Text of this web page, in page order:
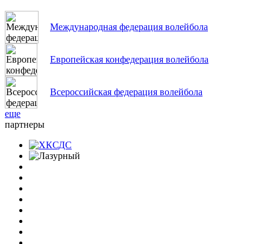
Международная федерация волейбола
Европейская конфедерация волейбола
Всероссийская федерация волейбола
еще
партнеры